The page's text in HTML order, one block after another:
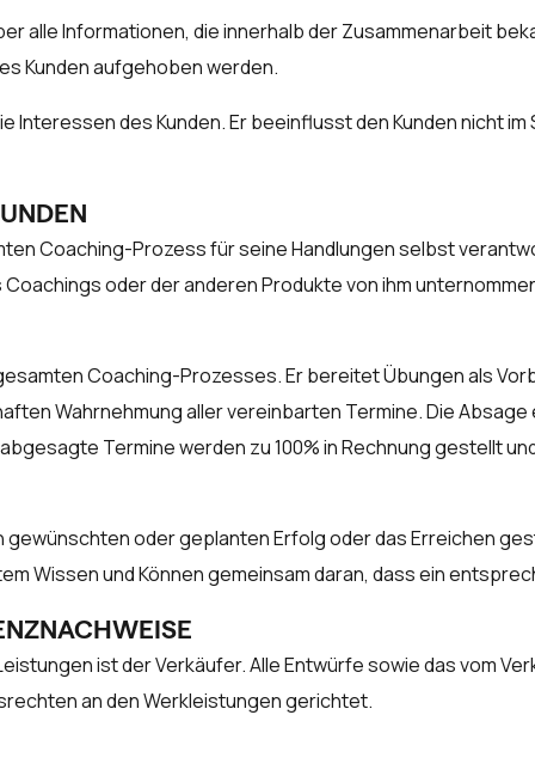
alle Informationen, die innerhalb der Zusammenarbeit
Kunden aufgehoben werden.
des Kunden. Er beeinflusst den Kunden nicht
Coaching-Prozess für seine Handlungen selbst
oder der anderen Produkte von ihm
Coaching-Prozesses. Er bereitet Übungen als
Wahrnehmung aller vereinbarten Termine. Die
Termine werden zu 100% in Rechnung gestellt
oder geplanten Erfolg oder das Erreichen
Wissen und Können gemeinsam daran, dass ein
ist der Verkäufer. Alle Entwürfe sowie das vom
an den Werkleistungen gerichtet.